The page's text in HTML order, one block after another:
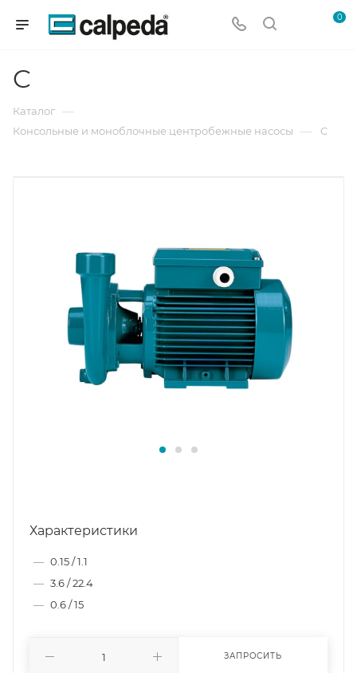
0
C
Каталог —
Консольные и моноблочные центробежные насосы — C
Характеристики
— 0.15 / 1.1
— 3.6 / 22.4
— 0.6 / 15
ЗАПРОСИТЬ